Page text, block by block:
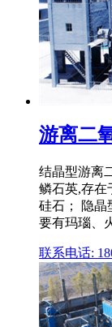
游离二
结晶型游离
鳞石英,存在
硅石； 隐晶
要有玛瑙、
联系电话: